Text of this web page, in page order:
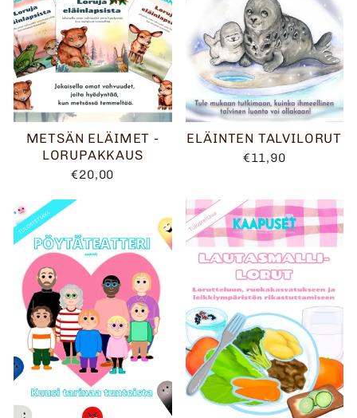
METSÄN ELÄIMET -
LORUPAKKAUS
€20,00
ELÄINTEN TALVILORUT
€11,90